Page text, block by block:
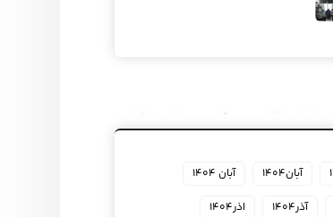
آبان۱۴۰۴
آبان ۱۴۰۴
آذر۱۴۰۴
اذر۱۴۰۴